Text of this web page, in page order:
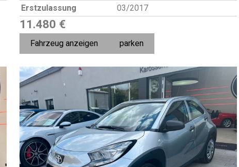
Erstzulassung
03/2017
11.480 €
Fahrzeug anzeigen parken